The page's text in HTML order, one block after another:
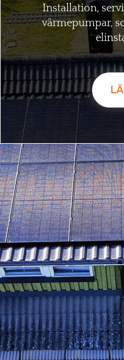
Installation,
värmepumpar,